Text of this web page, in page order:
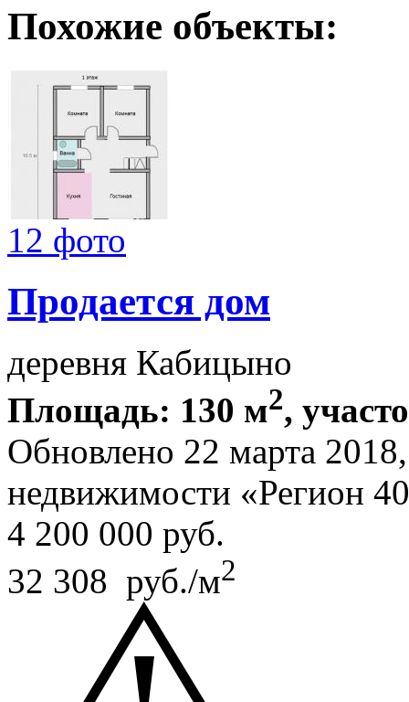
Похожие объекты:
12 фото
Продается дом
деревня Кабицыно
Площадь: 130 м2,
Обновлено 22 марта
недвижимости «Регион
4 200 000 руб.
32 308 руб./м2